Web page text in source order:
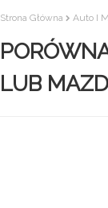
Strona Główna Auto I
LUB